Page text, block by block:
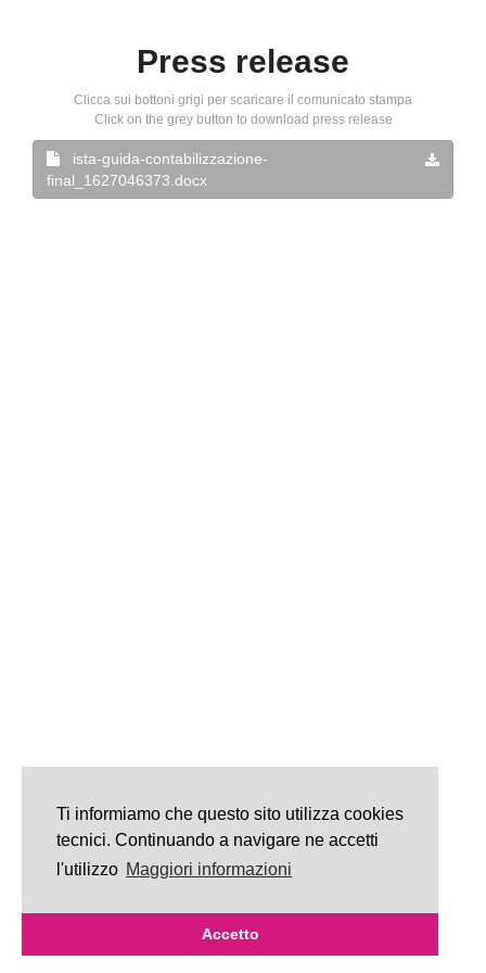
Ti informiamo che questo sito utilizza cookies
tecnici. Continuando a navigare ne accetti
l'utilizzo Maggiori informazioni
Accetto
Press release
Clicca sui bottoni grigi per scaricare il comunicato stampa
Click on the grey button to download press release
ista-guida-contabilizzazione-
final_1627046373.docx